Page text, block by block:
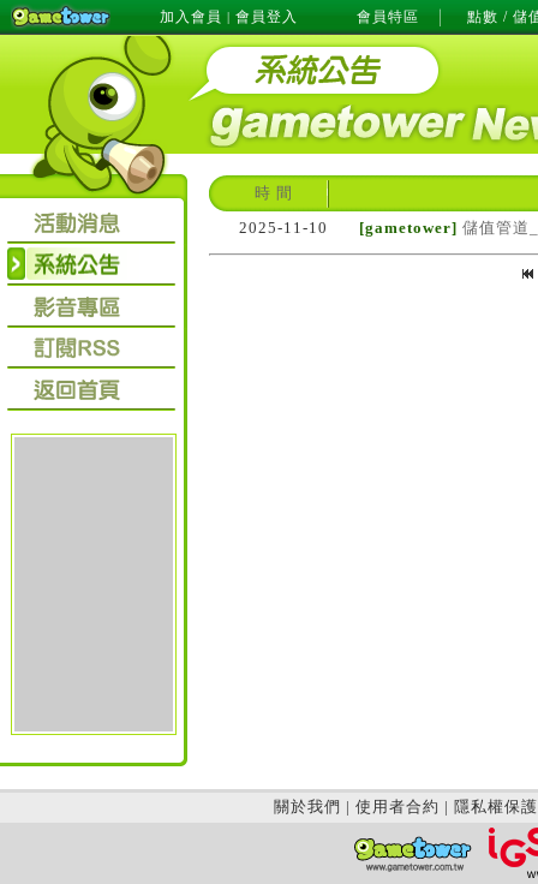
加入會員 | 會員登入 會員特區 點數 / 儲
時 間
2025-11-10
[gametower] 儲值管道
關於我們 | 使用者合約 | 隱私權保護